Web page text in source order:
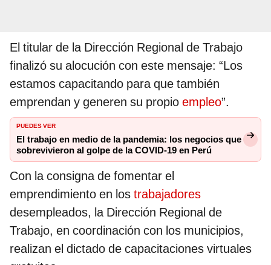
El titular de la Dirección Regional de Trabajo
finalizó su alocución con este mensaje: “Los
estamos capacitando para que también
emprendan y generen su propio empleo”.
PUEDES VER
El trabajo en medio de la pandemia: los negocios que
sobrevivieron al golpe de la COVID-19 en Perú
Con la consigna de fomentar el
emprendimiento en los trabajadores
desempleados, la Dirección Regional de
Trabajo, en coordinación con los municipios,
realizan el dictado de capacitaciones virtuales